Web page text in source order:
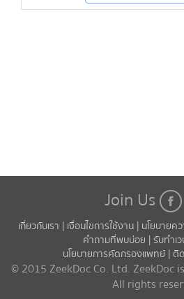
Join Us
เกี่ยวกับเรา | เงื่อนไขการใช้งาน | นโยบายค
คำถามที่พบบ่อย |รับทำเ
นโยบายการคัดกรองแพทย์ |ติ
© 2015 ZeekDoc Co. Ltd. ZeekDoc
All rights